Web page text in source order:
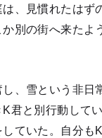
、見慣れたはず
別の街へ来たよ
、雪という非日
君と別行動して
ていた。自分も